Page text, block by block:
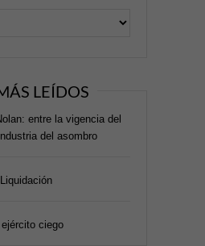
LEÍDOS
entre la vigencia del
del asombro
Liquidación
ciego